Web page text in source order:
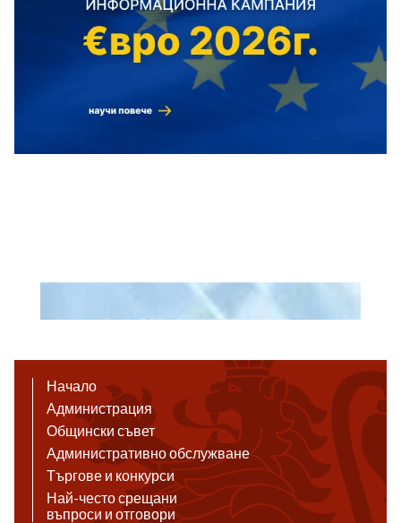
Начало
Администрация
Общински съвет
Административно обслужване
Търгове и конкурси
Най-често срещани
въпроси и отговори